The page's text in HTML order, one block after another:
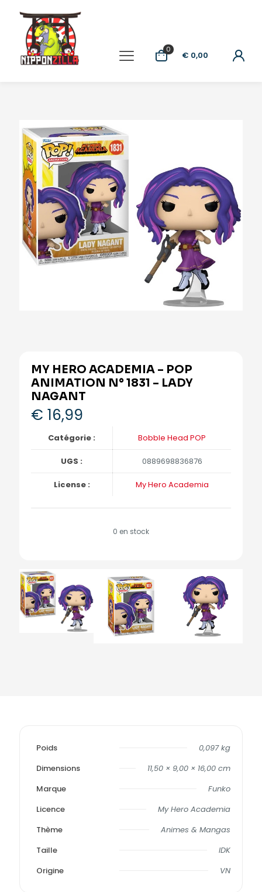
0
€ 0,00
MY HERO ACADEMIA – POP
ANIMATION N° 1831 – LADY
NAGANT
€ 16,99
Catégorie : Bobble Head POP
UGS : 0889698836876
License : My Hero Academia
0 en stock
Poids
0,097 kg
Dimensions
11,50 × 9,00 × 16,00 cm
Marque
Funko
Licence
My Hero Academia
Thème
Animes & Mangas
Taille
IDK
Origine
VN